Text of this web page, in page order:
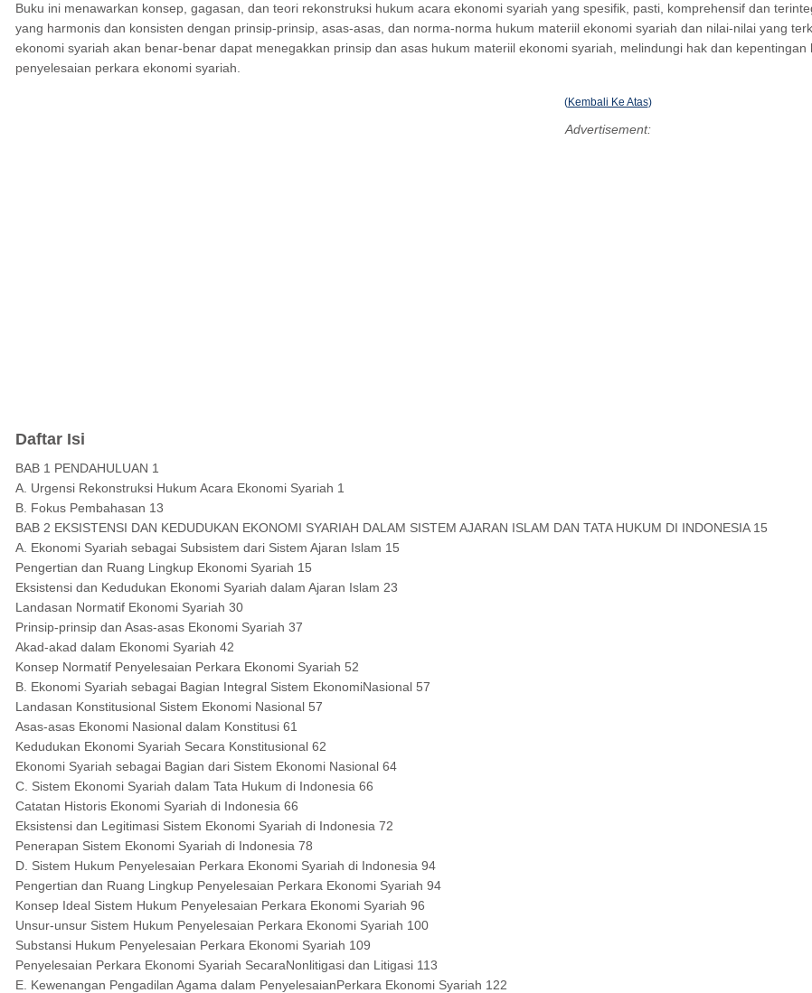
Buku ini menawarkan konsep, gagasan, dan teori rekonstruksi hukum acara ekonomi syariah yang spesifik, pasti, komprehensif dan
yang harmonis dan konsisten dengan prinsip-prinsip, asas-asas, dan norma-norma hukum materiil ekonomi syariah dan nilai-nilai yang
ekonomi syariah akan benar-benar dapat menegakkan prinsip dan asas hukum materiil ekonomi syariah, melindungi hak dan
penyelesaian perkara ekonomi syariah.
(Kembali Ke Atas)
Advertisement:
Daftar Isi
BAB 1 PENDAHULUAN 1
A. Urgensi Rekonstruksi Hukum Acara Ekonomi Syariah 1
B. Fokus Pembahasan 13
BAB 2 EKSISTENSI DAN KEDUDUKAN EKONOMI SYARIAH DALAM SISTEM AJARAN ISLAM DAN TATA HUKUM DI INDONESIA 15
A. Ekonomi Syariah sebagai Subsistem dari Sistem Ajaran Islam 15
Pengertian dan Ruang Lingkup Ekonomi Syariah 15
Eksistensi dan Kedudukan Ekonomi Syariah dalam Ajaran Islam 23
Landasan Normatif Ekonomi Syariah 30
Prinsip-prinsip dan Asas-asas Ekonomi Syariah 37
Akad-akad dalam Ekonomi Syariah 42
Konsep Normatif Penyelesaian Perkara Ekonomi Syariah 52
B. Ekonomi Syariah sebagai Bagian Integral Sistem EkonomiNasional 57
Landasan Konstitusional Sistem Ekonomi Nasional 57
Asas-asas Ekonomi Nasional dalam Konstitusi 61
Kedudukan Ekonomi Syariah Secara Konstitusional 62
Ekonomi Syariah sebagai Bagian dari Sistem Ekonomi Nasional 64
C. Sistem Ekonomi Syariah dalam Tata Hukum di Indonesia 66
Catatan Historis Ekonomi Syariah di Indonesia 66
Eksistensi dan Legitimasi Sistem Ekonomi Syariah di Indonesia 72
Penerapan Sistem Ekonomi Syariah di Indonesia 78
D. Sistem Hukum Penyelesaian Perkara Ekonomi Syariah di Indonesia 94
Pengertian dan Ruang Lingkup Penyelesaian Perkara Ekonomi Syariah 94
Konsep Ideal Sistem Hukum Penyelesaian Perkara Ekonomi Syariah 96
Unsur-unsur Sistem Hukum Penyelesaian Perkara Ekonomi Syariah 100
Substansi Hukum Penyelesaian Perkara Ekonomi Syariah 109
Penyelesaian Perkara Ekonomi Syariah SecaraNonlitigasi dan Litigasi 113
E. Kewenangan Pengadilan Agama dalam PenyelesaianPerkara Ekonomi Syariah 122